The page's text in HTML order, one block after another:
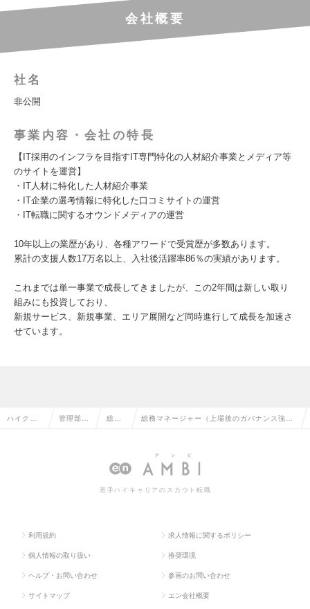
会社概要
社名
非公開
事業内容・会社の特長
【IT採用のインフラを目指すIT専門特化の人材紹介事業とメディア等
のサイトを運営】
・IT人材に特化した人材紹介事業
・IT企業の選考情報に特化した口コミサイトの運営
・IT転職に関するオウンドメディアの運営
10年以上の業歴があり、各種アワードで受賞歴が多数あります。
累計の支援人数17万名以上、入社後活躍率86％の実績があります。
これまでは単一事業で成長してきましたが、この2年間は新しい取り
組みにも投資しており、
新規サービス、新規事業、エリア展開など同時進行して成長を加速さ
せています。
ハイクラ 管理部門 総務
職
総務マネージャー（上場後のガバナンス強化
若手ハイキャリアのスカウト転職
利用規約 求人情報に関するポリシー
個人情報の取り扱い 推奨環境
ヘルプ・お問い合わせ 参画のお問い合わせ
サイトマップ エン会社概要